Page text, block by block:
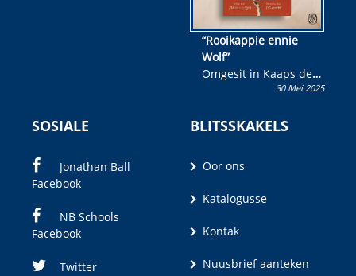
“Rooikappie ennie
Wolf”
Omgesit in Kaaps deur
Olivia M. Coetzee30 Mei 2025
SOSIALE
Jonathan Ball
Facebook
NB Schools
Facebook
Twitter
BLITSSKAKELS
Oor ons
Katalogusse
Kontak
Nuusbrief aanteken